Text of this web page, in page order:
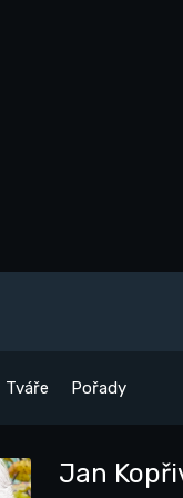
Tváře Pořady
Jan